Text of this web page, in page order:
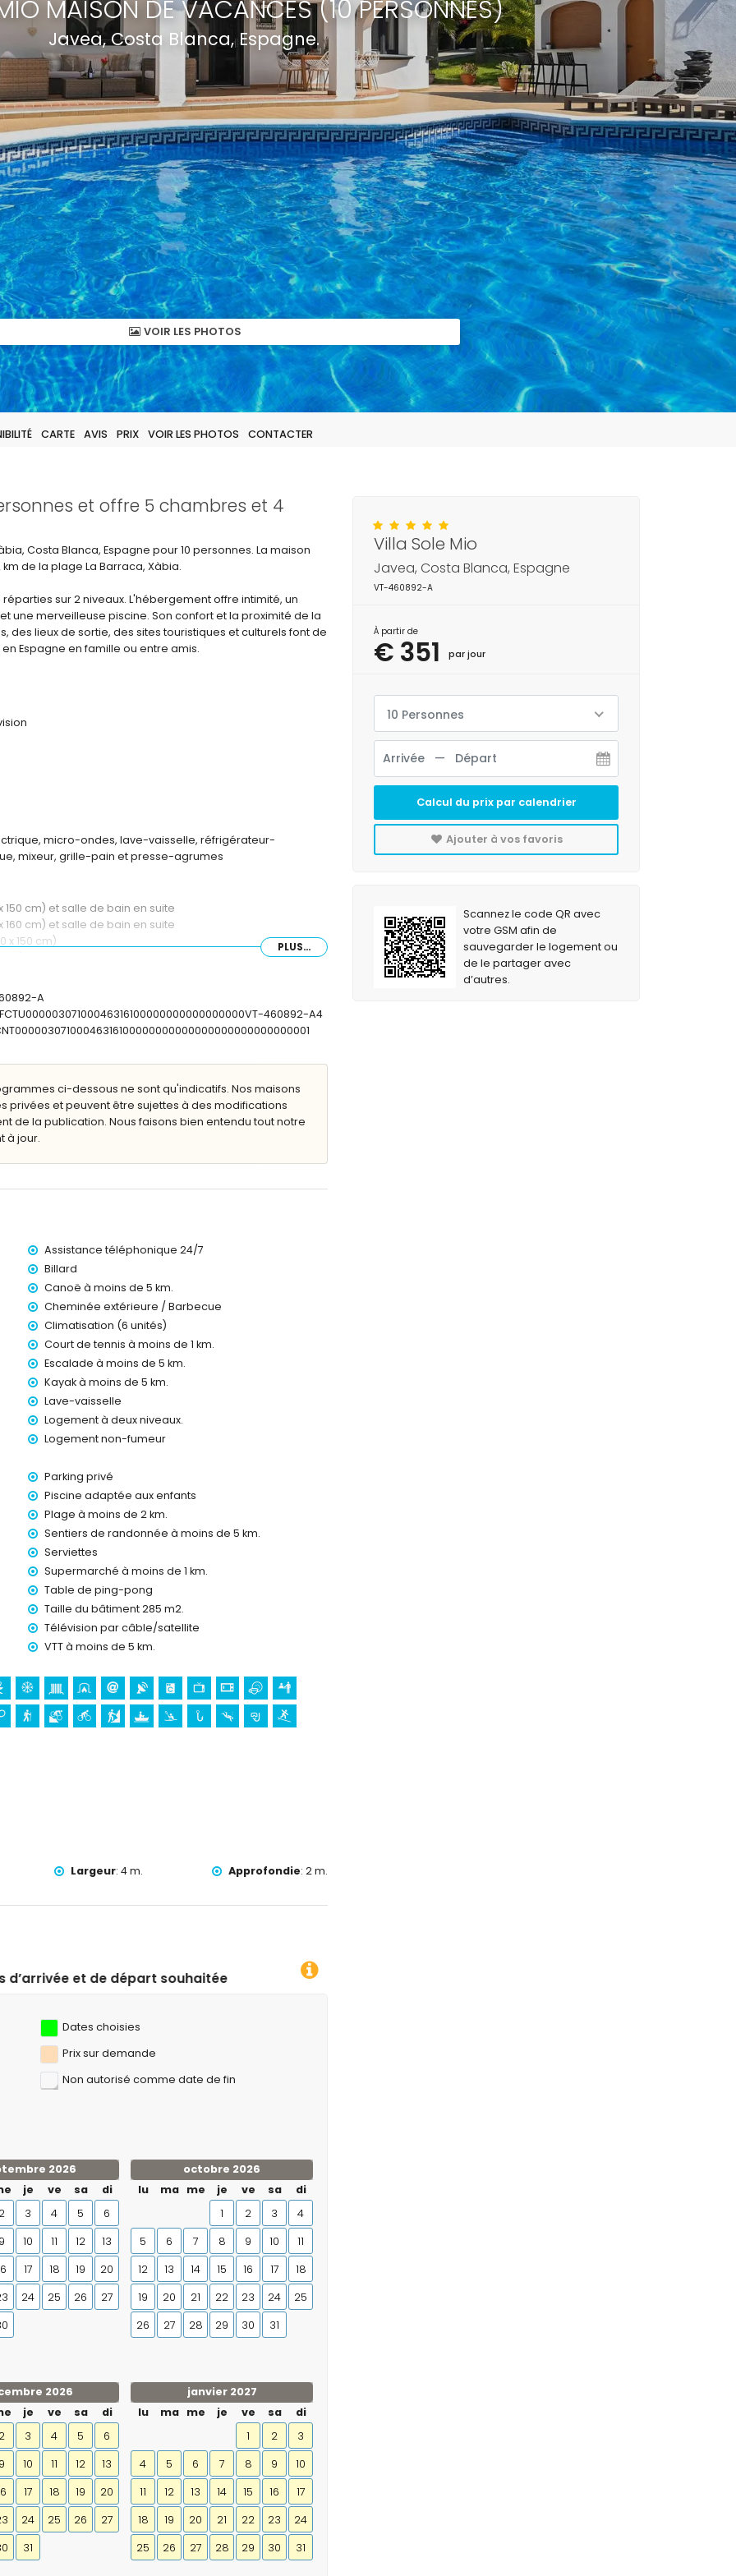
MAISON DE VACANCES (10 PERSONNES)
Javea, Costa Blanca, Espagne.
VOIR LES PHOTOS
CARTE AVIS PRIX VOIR LES PHOTOS CONTACTER
et offre 5 chambres et 4
Costa Blanca, Espagne pour 10 personnes. La maison
de la plage La Barraca, Xàbia.
sur 2 niveaux. L'hébergement offre intimité, un
une merveilleuse piscine. Son confort et la proximité de la
des lieux de sortie, des sites touristiques et culturels font de
Espagne en famille ou entre amis.
micro-ondes, lave-vaisselle, réfrigérateur-
mixeur, grille-pain et presse-agrumes
cm) et salle de bain en suite
cm) et salle de bain en suite
x 150 cm)
baignoire, douche et toilette
et toilette
profondeur
mobilier de jardin avec transats
de la villa)
(à moins de 2 kilomètres de la villa)
de 2 kilomètres de la villa)
de 5 kilomètres de la villa)
kilomètres de la villa)
kilomètres de la villa)
kilomètres)
avec enfants
de la villa
à Xàbia, Costa Blanca
Loreto, Puerto, Xàbia), ruines (Molinos de Viento, Xàbia),
(Pueblo de Xàbia, Xàbia), lieu historique (Pueblo
kilomètres de l'hébergement)
pêche, plongée, snorkeling et surf (à moins de 5
de 10 kilomètres de la villa)
PLUS...
A
460892-A4
ci-dessous ne sont qu'indicatifs. Nos maisons
privées et peuvent être sujettes à des modifications
de la publication. Nous faisons bien entendu tout notre
à jour.
Assistance téléphonique 24/7
Billard
Canoë à moins de 5 km.
Cheminée extérieure / Barbecue
Climatisation (6 unités)
Court de tennis à moins de 1 km.
Escalade à moins de 5 km.
Kayak à moins de 5 km.
Lave-vaisselle
Logement à deux niveaux.
Logement non-fumeur
Parking privé
Piscine adaptée aux enfants
Plage à moins de 2 km.
Sentiers de randonnée à moins de 5 km.
Serviettes
Supermarché à moins de 1 km.
Table de ping-pong
Taille du bâtiment 285 m2.
Télévision par câble/satellite
VTT à moins de 5 km.
Largeur: 4 m. Approfondie: 2 m.
!
Dates choisies
Prix ​​sur demande
Non autorisé comme date de fin
2026
je ve sa
di
2 3 4 5
6
9 10 11 12
13
17 18 19
20
24 25 26
27
octobre 2026
lu
ma me je ve sa
di
1
2 3
4
5
6 7 8 9 10
11
12
13 14 15 16 17
18
19
20 21 22 23 24
25
26
27 28 29 30 31
2026
je ve sa
di
2 3 4 5
6
9 10 11 12
13
17 18 19
20
24 25 26
27
31
janvier 2027
lu
ma me je ve sa
di
1
2
3
4
5 6 7 8 9
10
11
12 13 14 15 16
17
18
19 20 21 22 23
24
25
26 27 28 29 30 31
Villa Sole Mio
Javea, Costa Blanca, Espagne
VT-460892-A
À partir de
€ 351 par jour
10 Personnes
Calcul du prix par calendrier
Ajouter à vos favoris
Scannez le code QR avec
votre GSM afin de
sauvegarder le logement ou
de le partager avec
d’autres.